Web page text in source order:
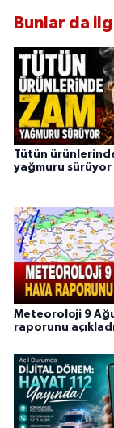
Bunlar da
Tütün
yağmuru sürüyor
Meteoroloji 9
raporunu